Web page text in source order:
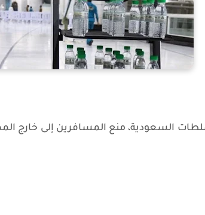
السعودية، منع المسافرين إلى خارج